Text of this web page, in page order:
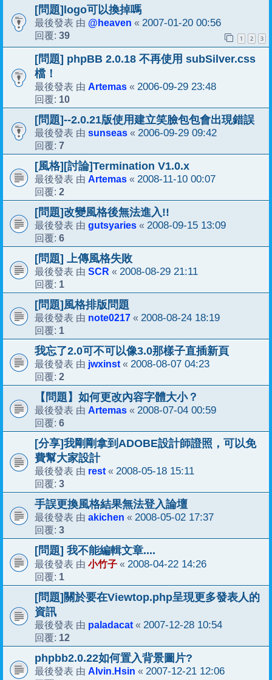
[問題]logo可以換掉嗎
最後發表 由 @heaven « 2007-01-20 00:56
回覆: 39 1 2 3
[問題] phpBB 2.0.18 不再使用 subSilver.css
檔！
最後發表 由 Artemas « 2006-09-29 23:48
回覆: 10
[問題]--2.0.21版使用建立笑臉包包會出現錯誤
最後發表 由 sunseas « 2006-09-29 09:42
回覆: 7
[風格][討論]Termination V1.0.x
最後發表 由 Artemas « 2008-11-10 00:07
回覆: 2
[問題]改變風格後無法進入!!
最後發表 由 gutsyaries « 2008-09-15 13:09
回覆: 6
[問題] 上傳風格失敗
最後發表 由 SCR « 2008-08-29 21:11
回覆: 1
[問題]風格排版問題
最後發表 由 note0217 « 2008-08-24 18:19
回覆: 1
我忘了2.0可不可以像3.0那樣子直插新頁
最後發表 由 jwxinst« 2008-08-07 04:23
回覆: 2
【問題】如何更改內容字體大小？
最後發表 由 Artemas « 2008-07-04 00:59
回覆: 6
[分享]我剛剛拿到ADOBE設計師證照，可以免
費幫大家設計
最後發表 由 rest« 2008-05-18 15:11
回覆: 3
手誤更換風格結果無法登入論壇
最後發表 由 akichen « 2008-05-02 17:37
回覆: 3
[問題] 我不能編輯文章....
最後發表 由 小竹子 « 2008-04-22 14:26
回覆: 1
[問題]關於要在Viewtop.php呈現更多發表人的
資訊
最後發表 由 paladacat« 2007-12-28 10:54
回覆: 12
phpbb2.0.22如何置入背景圖片?
最後發表 由 Alvin.Hsin « 2007-12-21 12:06